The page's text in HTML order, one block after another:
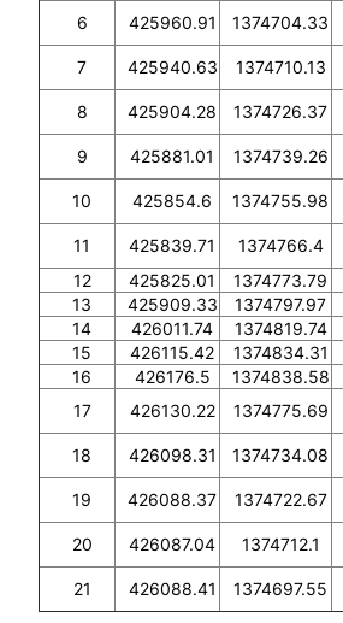
6
425960.91 1374704.33
7
425940.63 1374710.13
8
425904.28 1374726.37
9
425881.01 1374739.26
10
425854.6 1374755.98
11
425839.71 1374766.4
12
425825.01 1374773.79
13
425909.33 1374797.97
14
426011.74 1374819.74
15
426115.42 1374834.31
16
426176.5 1374838.58
17
426130.22 1374775.69
18
426098.31 1374734.08
19
426088.37 1374722.67
20
426087.04 1374712.1
21
426088.41 1374697.55